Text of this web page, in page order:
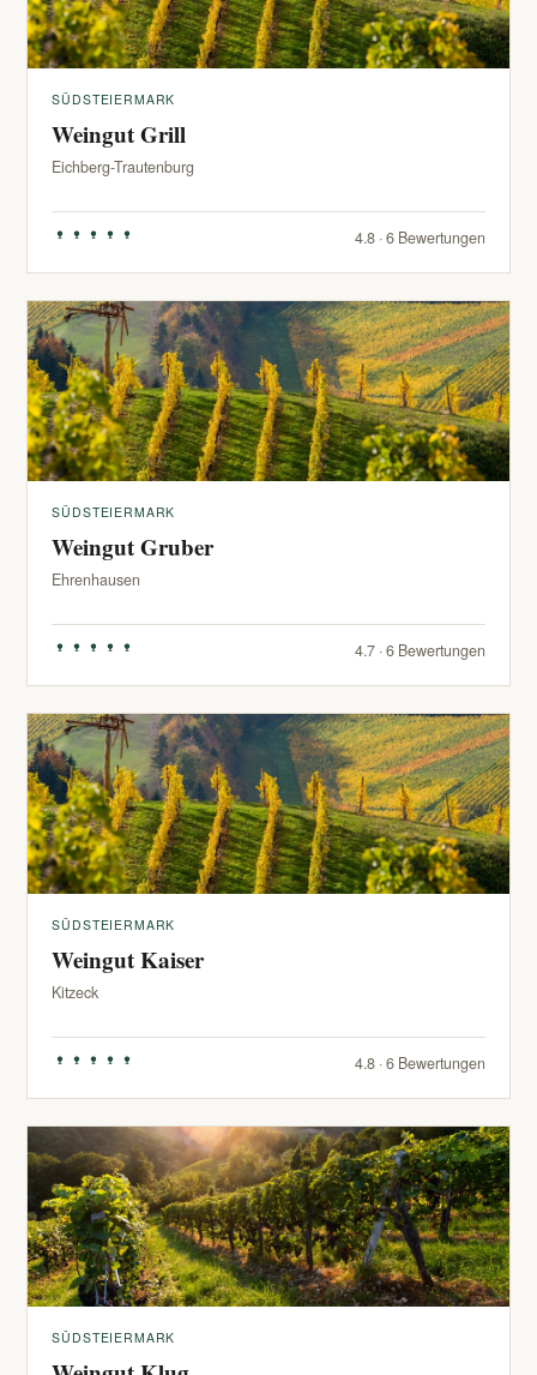
SÜDSTEIERMARK
Weingut Grill
Eichberg-Trautenburg
4.8 · 6 Bewertungen
SÜDSTEIERMARK
Weingut Gruber
Ehrenhausen
4.7 · 6 Bewertungen
SÜDSTEIERMARK
Weingut Kaiser
Kitzeck
4.8 · 6 Bewertungen
SÜDSTEIERMARK